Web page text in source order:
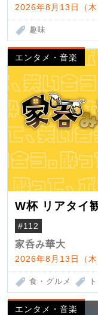
2026年8月13日（
趣味
エンタメ・音楽
W杯 リアタイ
#112
家呑み華大
2026年8月13日（
食・グルメ
エンタメ・音楽